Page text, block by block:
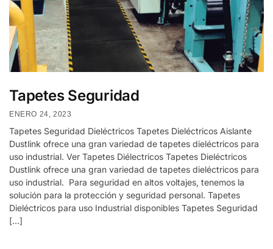
Tapetes Seguridad
ENERO 24, 2023
Tapetes Seguridad Dieléctricos Tapetes Dieléctricos Aislante
Dustlink ofrece una gran variedad de tapetes dieléctricos para
uso industrial. Ver Tapetes Diélectricos Tapetes Dieléctricos
Dustlink ofrece una gran variedad de tapetes dieléctricos para
uso industrial. Para seguridad en altos voltajes, tenemos la
solución para la protección y seguridad personal. Tapetes
Dieléctricos para uso Industrial disponibles Tapetes Seguridad
[…]